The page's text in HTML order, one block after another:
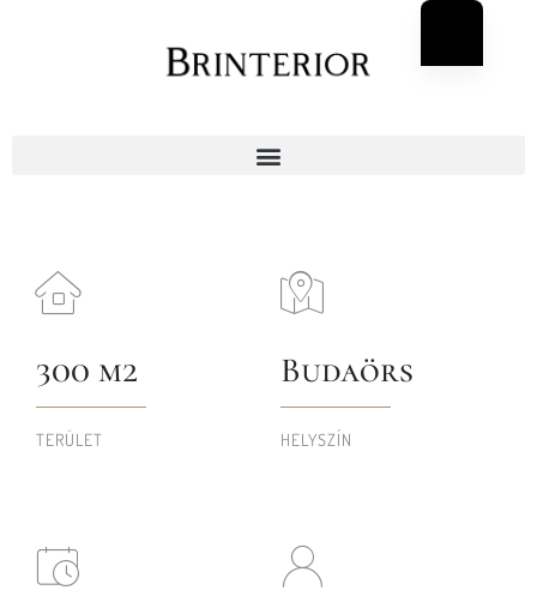
300 m2
TERÜLET
Budaörs
HELYSZÍN